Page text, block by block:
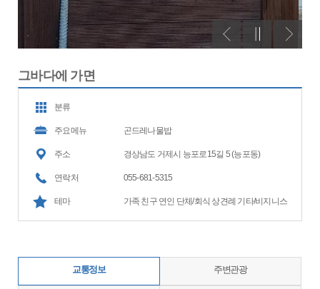
그바다에 가면
분류
주요메뉴 곤드레나물밥
주소 경상남도 거제시 능포로15길 5 (능포동)
연락처 055-681-5315
테마 가족 친구 연인 단체/회식 상견례 기타/비지니스
교통정보 주변관광